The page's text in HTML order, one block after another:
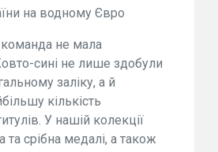
на водному Євро
команда не мала
сині не лише здобули
заліку, а й
кількість
У нашій колекції
срібна медалі, а також